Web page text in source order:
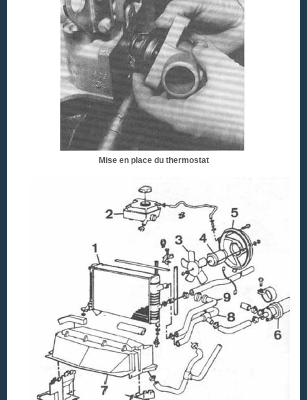
Mise en place du thermostat